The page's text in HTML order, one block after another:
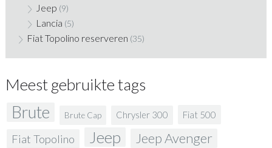
Jeep (9)
Lancia (5)
Fiat Topolino reserveren (35)
Meest gebruikte tags
Brute Brute Cap Chrysler 300 Fiat 500
Fiat Topolino Jeep Jeep Avenger